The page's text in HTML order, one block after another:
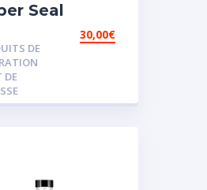
Seal
DE
DE
30,00€